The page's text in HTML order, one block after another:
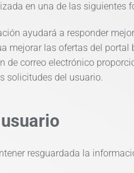
en una de las siguientes
ayudará a responder
mejorar las ofertas del
de correo electrónico
solicitudes del usuario.
resguardada la